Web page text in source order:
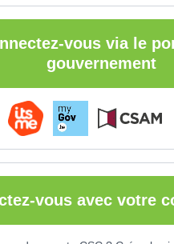
vous via le
gouvernement
vous avec votre